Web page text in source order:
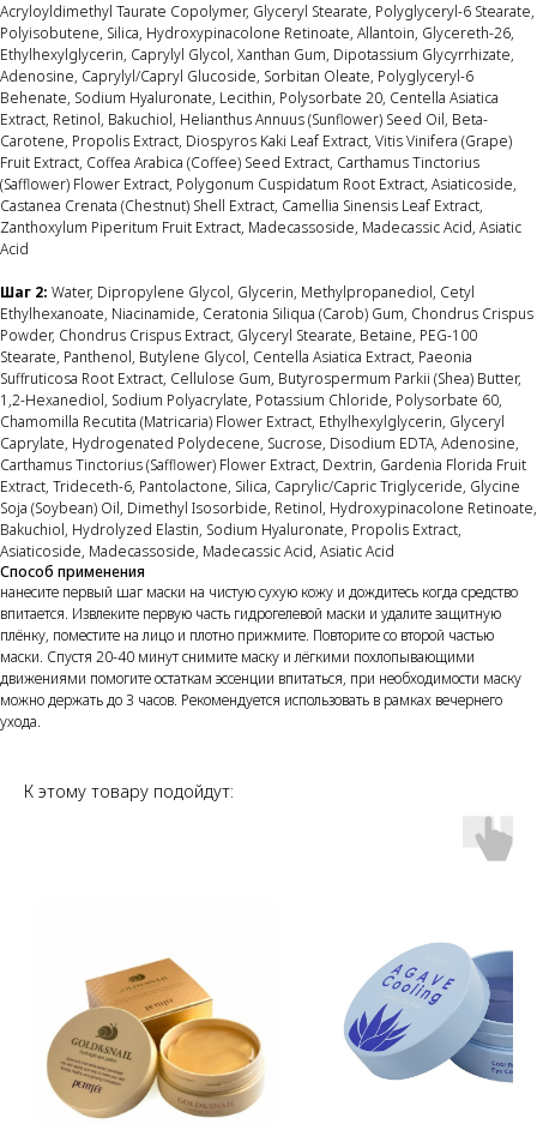
Acryloyldimethyl Taurate Copolymer, Glyceryl Stearate, Polyglyceryl-6 Stearate,
Polyisobutene, Silica, Hydroxypinacolone Retinoate, Allantoin, Glycereth-26,
Ethylhexylglycerin, Caprylyl Glycol, Xanthan Gum, Dipotassium Glycyrrhizate,
Adenosine, Caprylyl/Capryl Glucoside, Sorbitan Oleate, Polyglyceryl-6
Behenate, Sodium Hyaluronate, Lecithin, Polysorbate 20, Centella Asiatica
Extract, Retinol, Bakuchiol, Helianthus Annuus (Sunflower) Seed Oil, Beta-
Carotene, Propolis Extract, Diospyros Kaki Leaf Extract, Vitis Vinifera (Grape)
Fruit Extract, Coffea Arabica (Coffee) Seed Extract, Carthamus Tinctorius
(Safflower) Flower Extract, Polygonum Cuspidatum Root Extract, Asiaticoside,
Castanea Crenata (Chestnut) Shell Extract, Camellia Sinensis Leaf Extract,
Zanthoxylum Piperitum Fruit Extract, Madecassoside, Madecassic Acid, Asiatic
Acid
Шаг 2: Water, Dipropylene Glycol, Glycerin, Methylpropanediol, Cetyl
Ethylhexanoate, Niacinamide, Ceratonia Siliqua (Carob) Gum, Chondrus Crispus
Powder, Chondrus Crispus Extract, Glyceryl Stearate, Betaine, PEG-100
Stearate, Panthenol, Butylene Glycol, Centella Asiatica Extract, Paeonia
Suffruticosa Root Extract, Cellulose Gum, Butyrospermum Parkii (Shea) Butter,
1,2-Hexanediol, Sodium Polyacrylate, Potassium Chloride, Polysorbate 60,
Chamomilla Recutita (Matricaria) Flower Extract, Ethylhexylglycerin, Glyceryl
Caprylate, Hydrogenated Polydecene, Sucrose, Disodium EDTA, Adenosine,
Carthamus Tinctorius (Safflower) Flower Extract, Dextrin, Gardenia Florida Fruit
Extract, Trideceth-6, Pantolactone, Silica, Caprylic/Capric Triglyceride, Glycine
Soja (Soybean) Oil, Dimethyl Isosorbide, Retinol, Hydroxypinacolone Retinoate,
Bakuchiol, Hydrolyzed Elastin, Sodium Hyaluronate, Propolis Extract,
Asiaticoside, Madecassoside, Madecassic Acid, Asiatic Acid
Способ применения
нанесите первый шаг маски на чистую сухую кожу и дождитесь когда средство
впитается. Извлеките первую часть гидрогелевой маски и удалите защитную
плёнку, поместите на лицо и плотно прижмите. Повторите со второй частью
маски. Спустя 20-40 минут снимите маску и лёгкими похлопывающими
движениями помогите остаткам эссенции впитаться, при необходимости маску
можно держать до 3 часов. Рекомендуется использовать в рамках вечернего
ухода.
К этому товару подойдут: